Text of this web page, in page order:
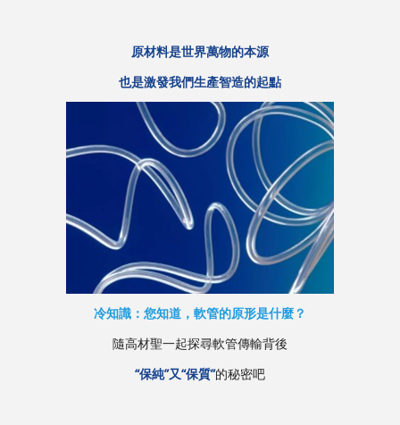
原材料是世界萬物的本源
也是激發我們生產智造的起點
冷知識：您知道，軟管的原形是什麼？
隨高材聖一起探尋軟管傳輸背後
“保純”又“保質”的秘密吧